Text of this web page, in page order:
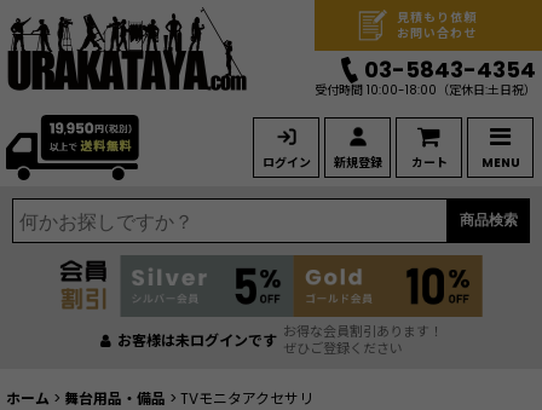
ログイン 新規登録 カート MENU
見積もり依頼
お問い合わせ
03-5843-4354
受付時間 10:00-18:00 （定休日:土日祝）
商品検索
お客様は未ログインです お得な会員割引あります！
ぜひご登録ください
ホーム > 舞台用品・備品 > TVモニタアクセサリ